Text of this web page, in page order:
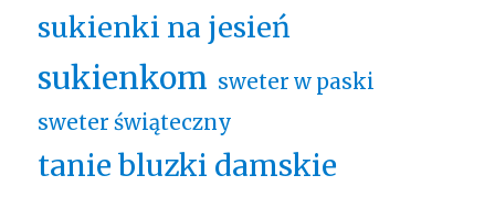
sukienki na jesień
sukienkom sweter w paski
sweter świąteczny
tanie bluzki damskie